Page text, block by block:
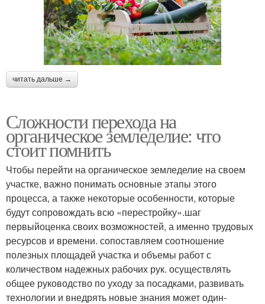
читать дальше →
Сложности перехода на
органическое земледелие: что
стоит помнить
Чтобы перейти на органическое земледелие на своем
участке, важно понимать основные этапы этого
процесса, а также некоторые особенности, которые
будут сопровождать всю «перестройку».шаг
первыйоценка своих возможностей, а именно трудовых
ресурсов и времени. сопоставляем соотношение
полезных площадей участка и объемы работ с
количеством надежных рабочих рук. осуществлять
общее руководство по уходу за посадками, развивать
технологии и внедрять новые знания может один-